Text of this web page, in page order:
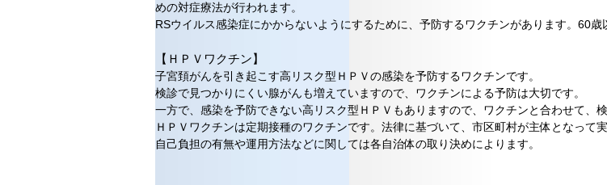
めの対症療法が行われます。
RSウイルス感染症にかからないようにするために、予防するワクチンがあります。60歳
【ＨＰＶワクチン】
子宮頚がんを引き起こす高リスク型ＨＰＶの感染を予防するワクチンです。
検診で見つかりにくい腺がんも増えていますので、ワクチンによる予防は大切です。
一方で、感染を予防できない高リスク型ＨＰＶもありますので、ワクチンと合わせて、
ＨＰＶワクチンは定期接種のワクチンです。法律に基づいて、市区町村が主体となって
自己負担の有無や運用方法などに関しては各自治体の取り決めによります。